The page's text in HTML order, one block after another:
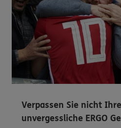
Verpassen Sie nicht
unvergessliche ERGO